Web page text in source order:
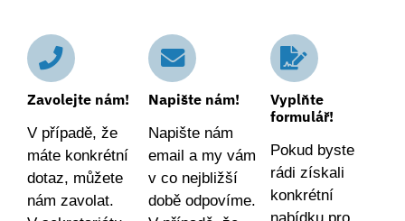
Zavolejte nám!
V případě, že
máte konkrétní
dotaz, můžete
nám zavolat.
Napište nám!
Napište nám
email a my vám
v co nejbližší
době odpovíme.
Vyplňte
formulář!
Pokud byste
rádi získali
konkrétní